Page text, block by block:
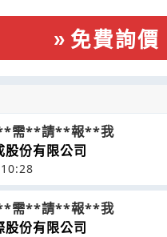
免費詢價
需**請**報**我
股份有限公司
需**請**報**我
股份有限公司